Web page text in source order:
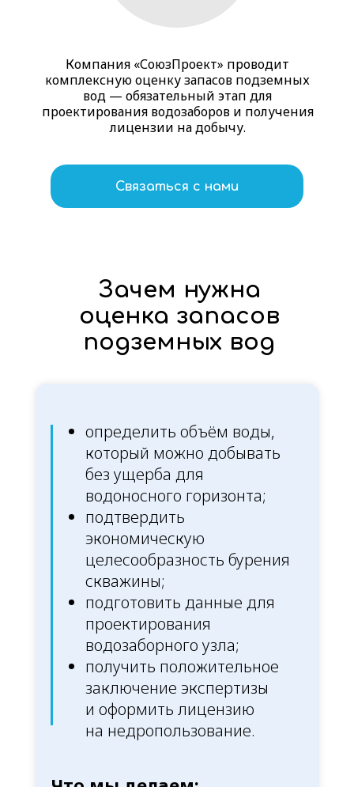
Компания «СоюзПроект» проводит
комплексную оценку запасов подземных
вод — обязательный этап для
проектирования водозаборов и получения
лицензии на добычу.
Связаться с нами
Зачем нужна
оценка запасов
подземных вод
определить объём воды,
который можно добывать
без ущерба для
водоносного горизонта;
подтвердить
экономическую
целесообразность бурения
скважины;
подготовить данные для
проектирования
водозаборного узла;
получить положительное
заключение экспертизы
и оформить лицензию
на недропользование.